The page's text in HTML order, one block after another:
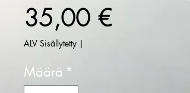
35,00 €Hinta
ALV Sisällytetty |
Määrä *